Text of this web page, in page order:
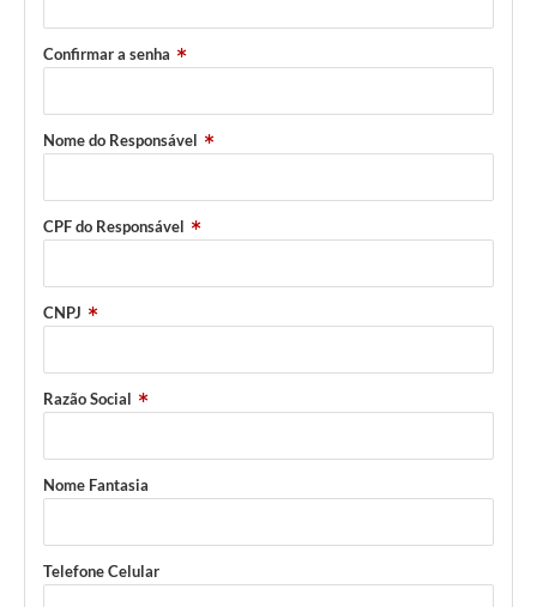
Confirmar a senha
Nome do Responsável
CPF do Responsável
CNPJ
Razão Social
Nome Fantasia
Telefone Celular